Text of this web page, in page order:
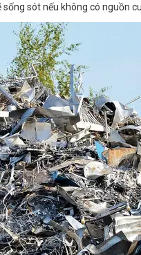
sót nếu không có nguồn